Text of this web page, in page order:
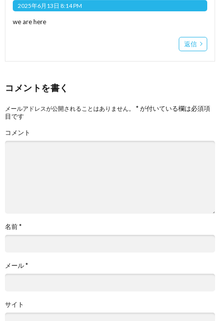
2025年6月13日 8:14 PM
we are here
返信
コメントを書く
メールアドレスが公開されることはありません。 *が付いている欄は必須項
目です
コメント
名前*
メール*
サイト